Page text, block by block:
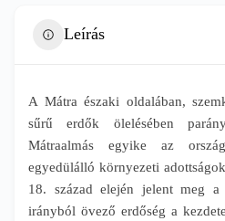
Leírás
A Mátra északi oldalában,
sűrű erdők ölelésében
Mátraalmás egyike az
egyedülálló környezeti
18. század elején jelent meg
irányból övező erdőség a